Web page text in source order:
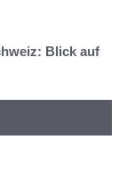
Blick auf